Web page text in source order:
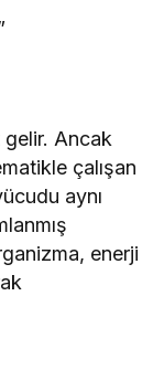
Ancak
çalışan
aynı
enerji